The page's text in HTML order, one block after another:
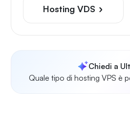
Hosting VDS
Chiedi a
Quale tipo di hosting VPS è